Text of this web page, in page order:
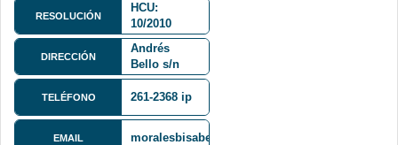
RESOLUCIÓN
HCU:
10/2010
DIRECCIÓN
Calle 27 y
Andrés
Bello s/n
Cota Cota
TELÉFONO 261-2368 ip
EMAIL moralesbisabel@gmail.com